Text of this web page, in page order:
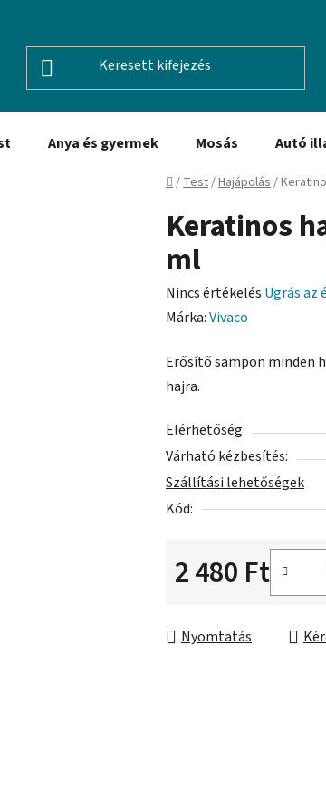
Anya és gyermek Mosás Autó
Kezdőlap
/Test/Hajápolás/
Keratinos
ml
A
termék
értékelése
5-
0,0
csillag.
Nincs értékelés Ugrás az
Márka:Vivaco
Erősítő sampon minden
hajra.
Elérhetőség
Várható kézbesítés:
Szállítási lehetőségek
Kód:
2 480 Ft
Nyomtatás